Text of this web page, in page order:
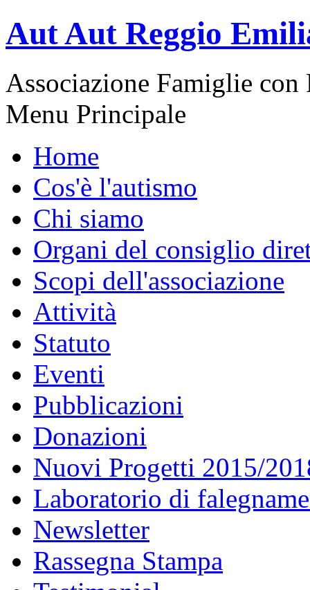
Aut Aut Reggio
Associazione Famiglie
Menu Principale
Home
Cos'è l'autismo
Chi siamo
Organi del consiglio
Scopi dell'associazione
Attività
Statuto
Eventi
Pubblicazioni
Donazioni
Nuovi Progetti 2015/
Laboratorio di
Newsletter
Rassegna Stampa